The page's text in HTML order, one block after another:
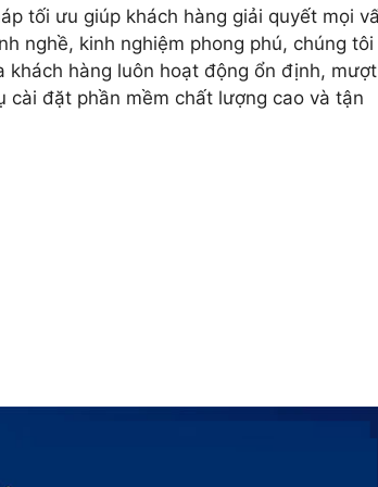
tối ưu giúp khách hàng giải quyết mọi
nghề, kinh nghiệm phong phú, chúng tôi
khách hàng luôn hoạt động ổn định, mượt
cài đặt phần mềm chất lượng cao và tận